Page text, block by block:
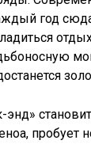
год
энд»